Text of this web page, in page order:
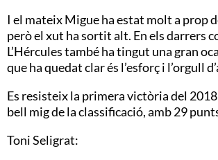
I el mateix Migue ha estat molt a prop
però el xut ha sortit alt. En els darrers
L’Hércules també ha tingut una gran
que ha quedat clar és l’esforç i l’orgull
Es resisteix la primera victòria del
bell mig de la classificació, amb 29
Toni Seligrat: